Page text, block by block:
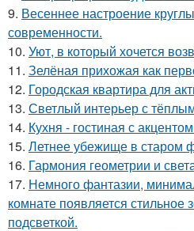
9. Весеннее настроение
современности.
10. Уют, в который хочется
11. Зелёная прихожая как
12. Городская квартира для
13. Светлый интерьер с
14. Кухня - гостиная с
15. Летнее убежище в старом
16. Гармония геометрии и
17. Немного фантазии,
комнате появляется стильное
подсветкой.